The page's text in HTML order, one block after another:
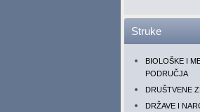
Struke
BIOLOŠKE I
PODRUČJA
DRUŠTVENE
DRŽAVE I